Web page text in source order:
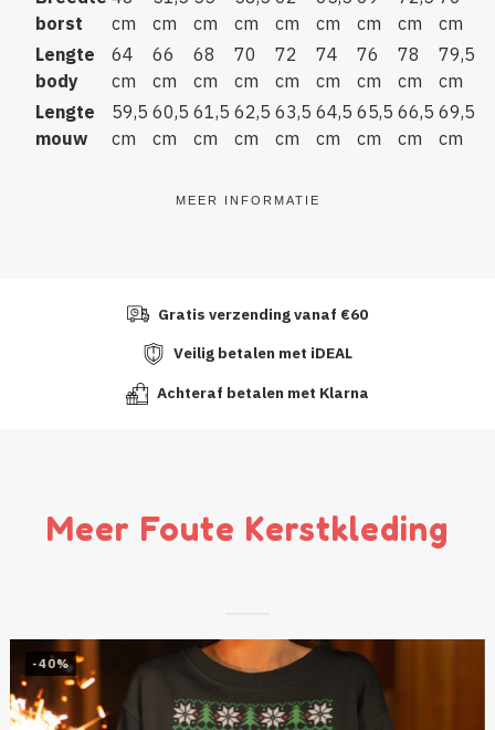
borst
cm
cm
cm
cm
cm
cm
cm
cm
cm
Lengte
body
64
cm
66
cm
68
cm
70
cm
72
cm
74
cm
76
cm
78
cm
79,5
cm
Lengte
mouw
59,5
cm
60,5
cm
61,5
cm
62,5
cm
63,5
cm
64,5
cm
65,5
cm
66,5
cm
69,5
cm
MEER INFORMATIE
Gratis verzending vanaf €60
Veilig betalen met iDEAL
Achteraf betalen met Klarna
Meer Foute Kerstkleding
-40%